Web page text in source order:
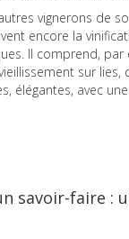
vignerons de
encore la
Il comprend,
sur
élégantes, avec
savoir-faire :